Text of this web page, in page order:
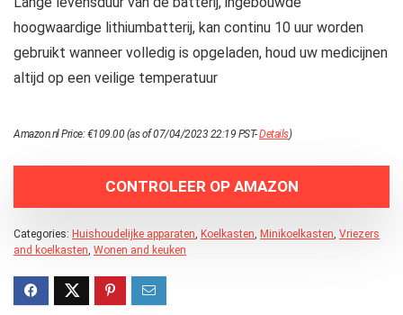
hoogwaardige lithiumbatterij, kan continu 10 uur worden
gebruikt wanneer volledig is opgeladen, houd uw medicijnen
altijd op een veilige temperatuur
Amazon.nl Price:€109.00(as of 07/04/2023 22:19 PST-Details)
CONTROLEER OP AMAZON
Categories: Huishoudelijke apparaten Koelkasten Minikoelkasten Vriezers
and koelkasten Wonen and keuken